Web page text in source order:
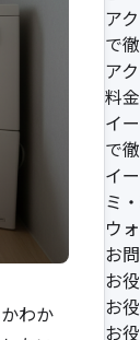
わか
ア
で
ア
料
イ
で
イ
ミ
ウ
お
お
お
お